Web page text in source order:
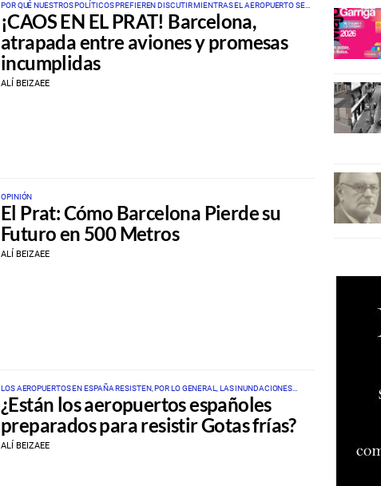
POR QUÉ NUESTROS POLÍTICOS PREFIEREN DISCUTIR MIENTRAS EL AEROPUERTO SE
AHOGA EN PASAJEROS
¡CAOS EN EL PRAT! Barcelona,
atrapada entre aviones y promesas
incumplidas
ALÍ BEIZAEE
OPINIÓN
El Prat: Cómo Barcelona Pierde su
Futuro en 500 Metros
ALÍ BEIZAEE
LOS AEROPUERTOS EN ESPAÑA RESISTEN, POR LO GENERAL, LAS INUNDACIONES
CAUSADAS POR LA DANA A PESAR DE LA FALTA DE INVERSIÓN Y MODERNIZACIÓN
¿Están los aeropuertos españoles
preparados para resistir Gotas frías?
ALÍ BEIZAEE